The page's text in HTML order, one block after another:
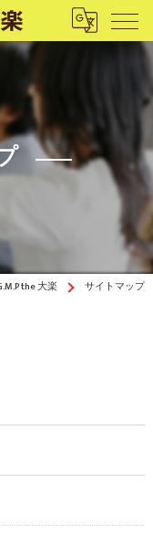
the 大楽 サイトマップ